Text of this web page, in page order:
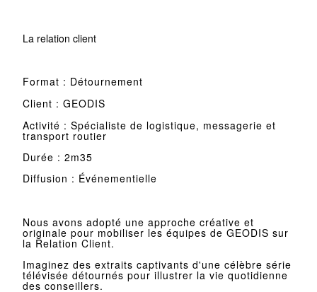
La relation client
Format : Détournement
Client : GEODIS
Activité : Spécialiste de logistique, messagerie et
transport routier
Durée : 2m35
Diffusion : Événementielle
Nous avons adopté une approche créative et
originale pour mobiliser les équipes de GEODIS sur
la Relation Client.
Imaginez des extraits captivants d'une célèbre série
télévisée détournés pour illustrer la vie quotidienne
des conseillers.